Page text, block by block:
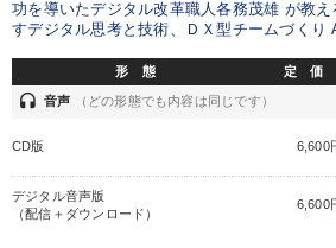
功を導いたデジタル改革職人各務茂雄 が教
すデジタル思考と技術、ＤＸ型チームづくり
形 態 定 価
headset 音声 （どの形態でも内容は同じです）
CD版 6,600
デジタル音声版
（配信＋ダウンロード）
6,600